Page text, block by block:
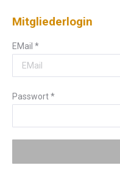
Mitgliederlogin
EMail *
Passwort*